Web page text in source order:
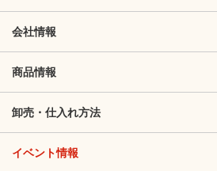
会社情報
商品情報
卸売・仕入れ方法
イベント情報